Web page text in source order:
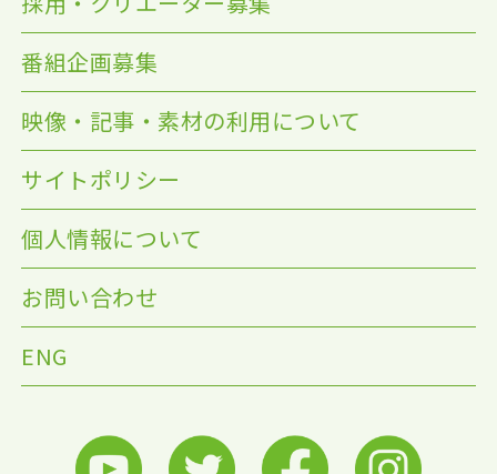
番組企画募集
映像・記事・素材の利用について
サイトポリシー
個人情報について
お問い合わせ
ENG